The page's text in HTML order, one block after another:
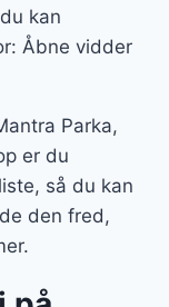
kan
Åbne vidder
Parka,
er du
så du kan
den fred,